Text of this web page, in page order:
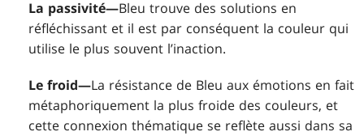
La passivité—Bleu trouve des solutions en
réfléchissant et il est par conséquent la couleur qui
utilise le plus souvent l’inaction.
Le froid—La résistance de Bleu aux émotions en fait
métaphoriquement la plus froide des couleurs, et
cette connexion thématique se reflète aussi dans sa